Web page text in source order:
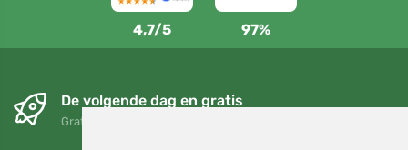
4,7/5 97%
De volgende dag en gratis
Gratis verzending voor bestellingen boven 95 EUR